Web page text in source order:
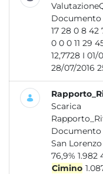
Documento
17 28 0 8 42
12,7728 I 01/01/2016 01/02/2016 31 59 II
Scarica
Documento
San Lorenzo Nuovo
Cimino 1.087,570